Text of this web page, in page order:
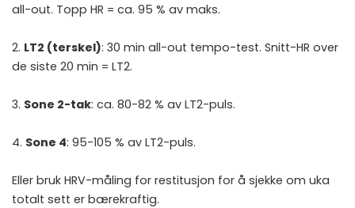
all-out. Topp HR = ca. 95 % av maks.
2. LT2 (terskel): 30 min all-out tempo-test. Snitt-HR over
de siste 20 min = LT2.
3. Sone 2-tak: ca. 80-82 % av LT2-puls.
4. Sone 4: 95-105 % av LT2-puls.
Eller bruk HRV-måling for restitusjon for å sjekke om uka
totalt sett er bærekraftig.